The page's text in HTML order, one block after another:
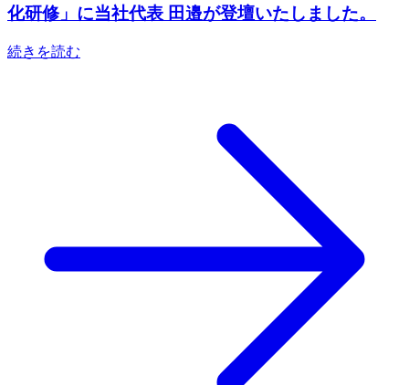
化研修」に当社代表 田邉が登壇いたしました。
続きを読む